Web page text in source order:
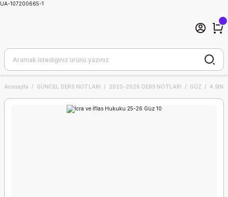
UA-107200665-1
Anasayfa GÜNCEL DERS NOTLARI 2025-2026 DERS NOTLARI GÜZ 4.SINIF